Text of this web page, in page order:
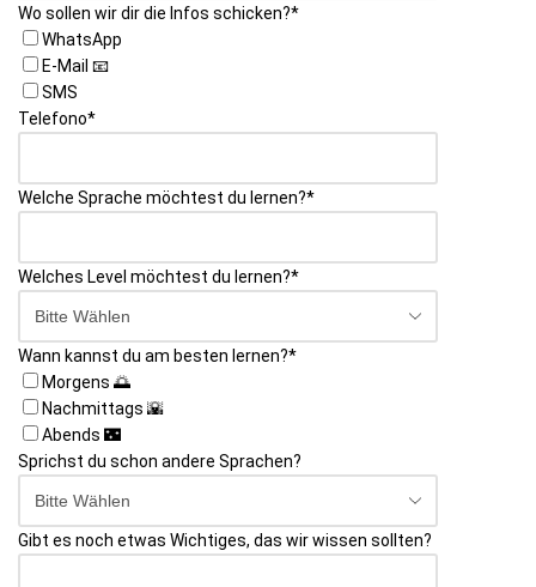
Wo sollen wir dir die Infos schicken?*
WhatsApp
E-Mail 📧
SMS
Telefono*
Welche Sprache möchtest du lernen?*
Welches Level möchtest du lernen?*
Wann kannst du am besten lernen?*
Morgens 🌅
Nachmittags 🌇
Abends 🌃
Sprichst du schon andere Sprachen?
Gibt es noch etwas Wichtiges, das wir wissen sollten?